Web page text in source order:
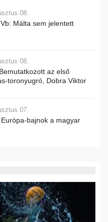
08.
Málta sem jelentett
08.
az első
toronyugró, Dobra Viktor
07.
bajnok a magyar